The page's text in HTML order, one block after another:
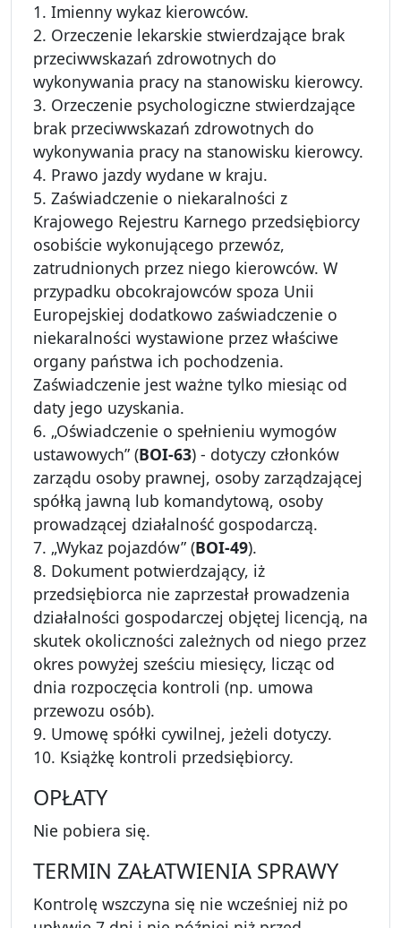
1. Imienny wykaz kierowców.
2. Orzeczenie lekarskie stwierdzające brak
przeciwwskazań zdrowotnych do
wykonywania pracy na stanowisku kierowcy.
3. Orzeczenie psychologiczne stwierdzające
brak przeciwwskazań zdrowotnych do
wykonywania pracy na stanowisku kierowcy.
4. Prawo jazdy wydane w kraju.
5. Zaświadczenie o niekaralności z
Krajowego Rejestru Karnego przedsiębiorcy
osobiście wykonującego przewóz,
zatrudnionych przez niego kierowców. W
przypadku obcokrajowców spoza Unii
Europejskiej dodatkowo zaświadczenie o
niekaralności wystawione przez właściwe
organy państwa ich pochodzenia.
Zaświadczenie jest ważne tylko miesiąc od
daty jego uzyskania.
6. „Oświadczenie o spełnieniu wymogów
ustawowych” (BOI-63) - dotyczy członków
zarządu osoby prawnej, osoby zarządzającej
spółką jawną lub komandytową, osoby
prowadzącej działalność gospodarczą.
7. „Wykaz pojazdów” (BOI-49).
8. Dokument potwierdzający, iż
przedsiębiorca nie zaprzestał prowadzenia
działalności gospodarczej objętej licencją, na
skutek okoliczności zależnych od niego przez
okres powyżej sześciu miesięcy, licząc od
dnia rozpoczęcia kontroli (np. umowa
przewozu osób).
9. Umowę spółki cywilnej, jeżeli dotyczy.
10. Książkę kontroli przedsiębiorcy.
OPŁATY
Nie pobiera się.
TERMIN ZAŁATWIENIA SPRAWY
Kontrolę wszczyna się nie wcześniej niż po